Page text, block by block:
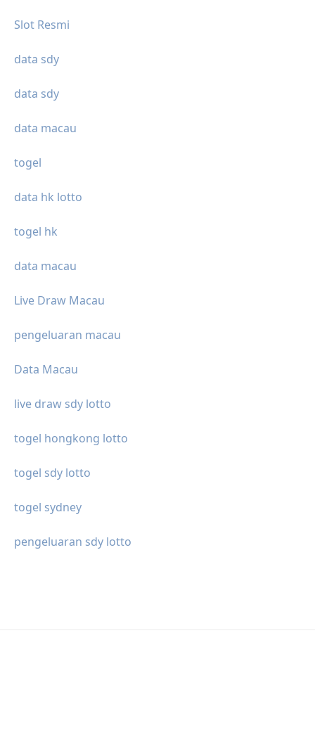
Slot Resmi
data sdy
data sdy
data macau
togel
data hk lotto
togel hk
data macau
Live Draw Macau
pengeluaran macau
Data Macau
live draw sdy lotto
togel hongkong lotto
togel sdy lotto
togel sydney
pengeluaran sdy lotto